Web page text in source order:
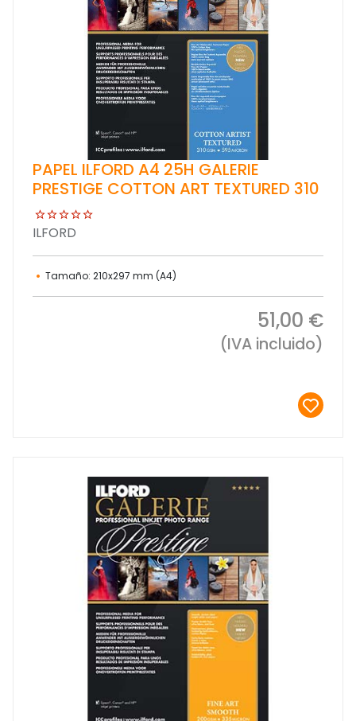
PAPEL ILFORD A4 25H GALERIE
PRESTIGE COTTON ART TEXTURED 310
ILFORD
Tamaño: 210x297 mm (A4)
51,00 €
(IVA incluido)